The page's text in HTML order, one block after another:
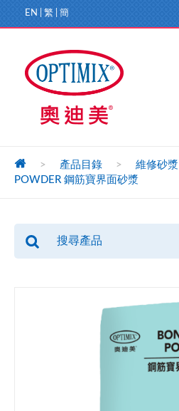
EN 繁 簡
> 產品目錄 > 維修砂漿
POWDER 鋼筋寶界面砂漿